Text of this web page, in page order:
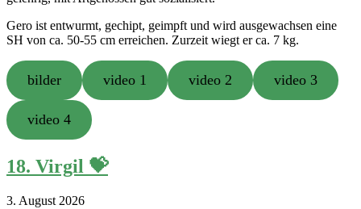
Gero ist entwurmt, gechipt, geimpft und wird ausgewachsen eine
SH von ca. 50-55 cm erreichen. Zurzeit wiegt er ca. 7 kg.
bilder video 1 video 2 video 3
video 4
18. Virgil 💝
3. August 2026